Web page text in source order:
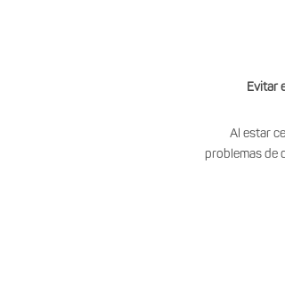
Evitar
Al estar
problemas de